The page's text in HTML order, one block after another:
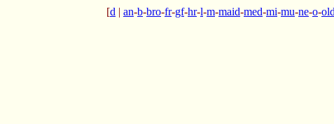
[d | an-b-bro-fr-gf-hr-l-m-maid-med-mi-mu-ne-o-